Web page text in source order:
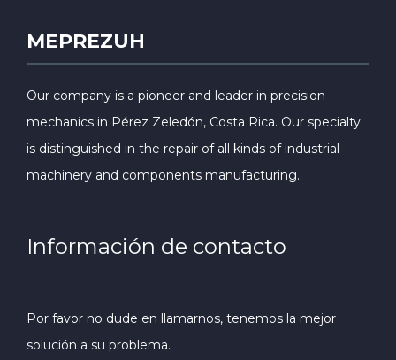
MEPREZUH
Our company is a pioneer and leader in precision
mechanics in Pérez Zeledón, Costa Rica. Our specialty
is distinguished in the repair of all kinds of industrial
machinery and components manufacturing.
Información de contacto
Por favor no dude en llamarnos, tenemos la mejor
solución a su problema.